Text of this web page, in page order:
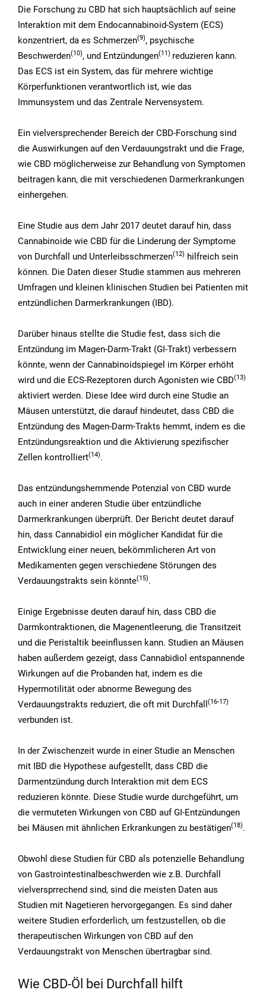
Die Forschung zu CBD hat sich hauptsächlich auf seine
Interaktion mit dem Endocannabinoid-System (ECS)
konzentriert, da es Schmerzen(9), psychische
Beschwerden(10), und Entzündungen(11) reduzieren kann.
Das ECS ist ein System, das für mehrere wichtige
Körperfunktionen verantwortlich ist, wie das
Immunsystem und das Zentrale Nervensystem.
Ein vielversprechender Bereich der CBD-Forschung sind
die Auswirkungen auf den Verdauungstrakt und die Frage,
wie CBD möglicherweise zur Behandlung von Symptomen
beitragen kann, die mit verschiedenen Darmerkrankungen
einhergehen.
Eine Studie aus dem Jahr 2017 deutet darauf hin, dass
Cannabinoide wie CBD für die Linderung der Symptome
von Durchfall und Unterleibsschmerzen(12) hilfreich sein
können. Die Daten dieser Studie stammen aus mehreren
Umfragen und kleinen klinischen Studien bei Patienten mit
entzündlichen Darmerkrankungen (IBD).
Darüber hinaus stellte die Studie fest, dass sich die
Entzündung im Magen-Darm-Trakt (GI-Trakt) verbessern
könnte, wenn der Cannabinoidspiegel im Körper erhöht
wird und die ECS-Rezeptoren durch Agonisten wie CBD(13)
aktiviert werden. Diese Idee wird durch eine Studie an
Mäusen unterstützt, die darauf hindeutet, dass CBD die
Entzündung des Magen-Darm-Trakts hemmt, indem es die
Entzündungsreaktion und die Aktivierung spezifischer
Zellen kontrolliert(14).
Das entzündungshemmende Potenzial von CBD wurde
auch in einer anderen Studie über entzündliche
Darmerkrankungen überprüft. Der Bericht deutet darauf
hin, dass Cannabidiol ein möglicher Kandidat für die
Entwicklung einer neuen, bekömmlicheren Art von
Medikamenten gegen verschiedene Störungen des
Verdauungstrakts sein könnte(15).
Einige Ergebnisse deuten darauf hin, dass CBD die
Darmkontraktionen, die Magenentleerung, die Transitzeit
und die Peristaltik beeinflussen kann. Studien an Mäusen
haben außerdem gezeigt, dass Cannabidiol entspannende
Wirkungen auf die Probanden hat, indem es die
Hypermotilität oder abnorme Bewegung des
Verdauungstrakts reduziert, die oft mit Durchfall
(16-17)
verbunden ist.
In der Zwischenzeit wurde in einer Studie an Menschen
mit IBD die Hypothese aufgestellt, dass CBD die
Darmentzündung durch Interaktion mit dem ECS
reduzieren könnte. Diese Studie wurde durchgeführt, um
die vermuteten Wirkungen von CBD auf GI-Entzündungen
bei Mäusen mit ähnlichen Erkrankungen zu bestätigen(18).
Obwohl diese Studien für CBD als potenzielle Behandlung
von Gastrointestinalbeschwerden wie z.B. Durchfall
vielversprrechend sind, sind die meisten Daten aus
Studien mit Nagetieren hervorgegangen. Es sind daher
weitere Studien erforderlich, um festzustellen, ob die
therapeutischen Wirkungen von CBD auf den
Verdauungstrakt von Menschen übertragbar sind.
Wie CBD-Öl bei Durchfall hilft